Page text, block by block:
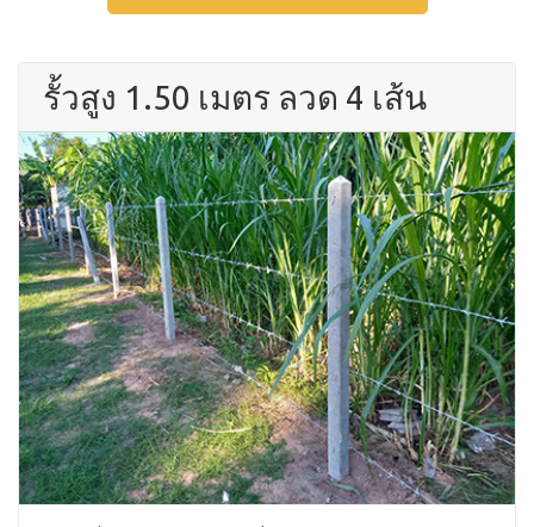
รั้วสูง 1.50 เมตร ลวด 4 เส้น